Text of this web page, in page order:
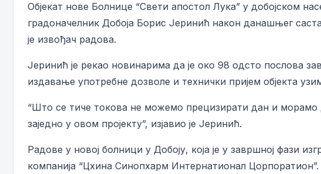
Објекат нове Болнице “Свети апостол Лука” у добојском
градоначелник Добоја Борис Јеринић након данашњег
је извођач радова.
Јеринић је рекао новинарима да је око 98 одсто послова
издавање употребне дозволе и технички пријем објекта
“Што се тиче токова не можемо прецизирати дан и
заједно у овом пројекту”, изјавио је Јеринић.
Радове у новој болници у Добоју, која је у завршној фази
компанија “Цхина Синопхарм Интернатионал Цорпоратион”.